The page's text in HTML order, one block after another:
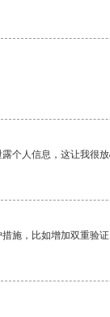
个人信息，这让我很
施，比如增加双重验证